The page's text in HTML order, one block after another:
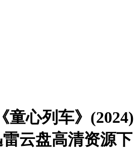
童心列车》(2024)
云盘高清资源下